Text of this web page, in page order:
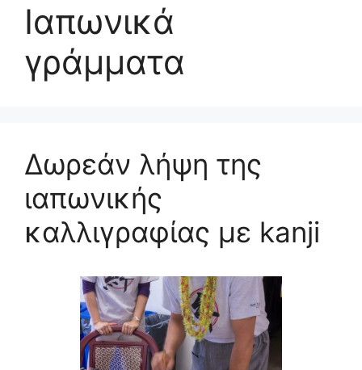
Ιαπωνικά
γράμματα
Δωρεάν λήψη της
ιαπωνικής
καλλιγραφίας με kanji